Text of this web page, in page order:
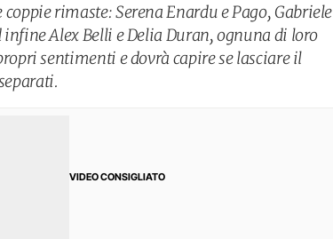
rimaste: Serena Enardu e Pago, Gabriele
Alex Belli e Delia Duran, ognuna di loro
sentimenti e dovrà capire se lasciare il
VIDEO CONSIGLIATO